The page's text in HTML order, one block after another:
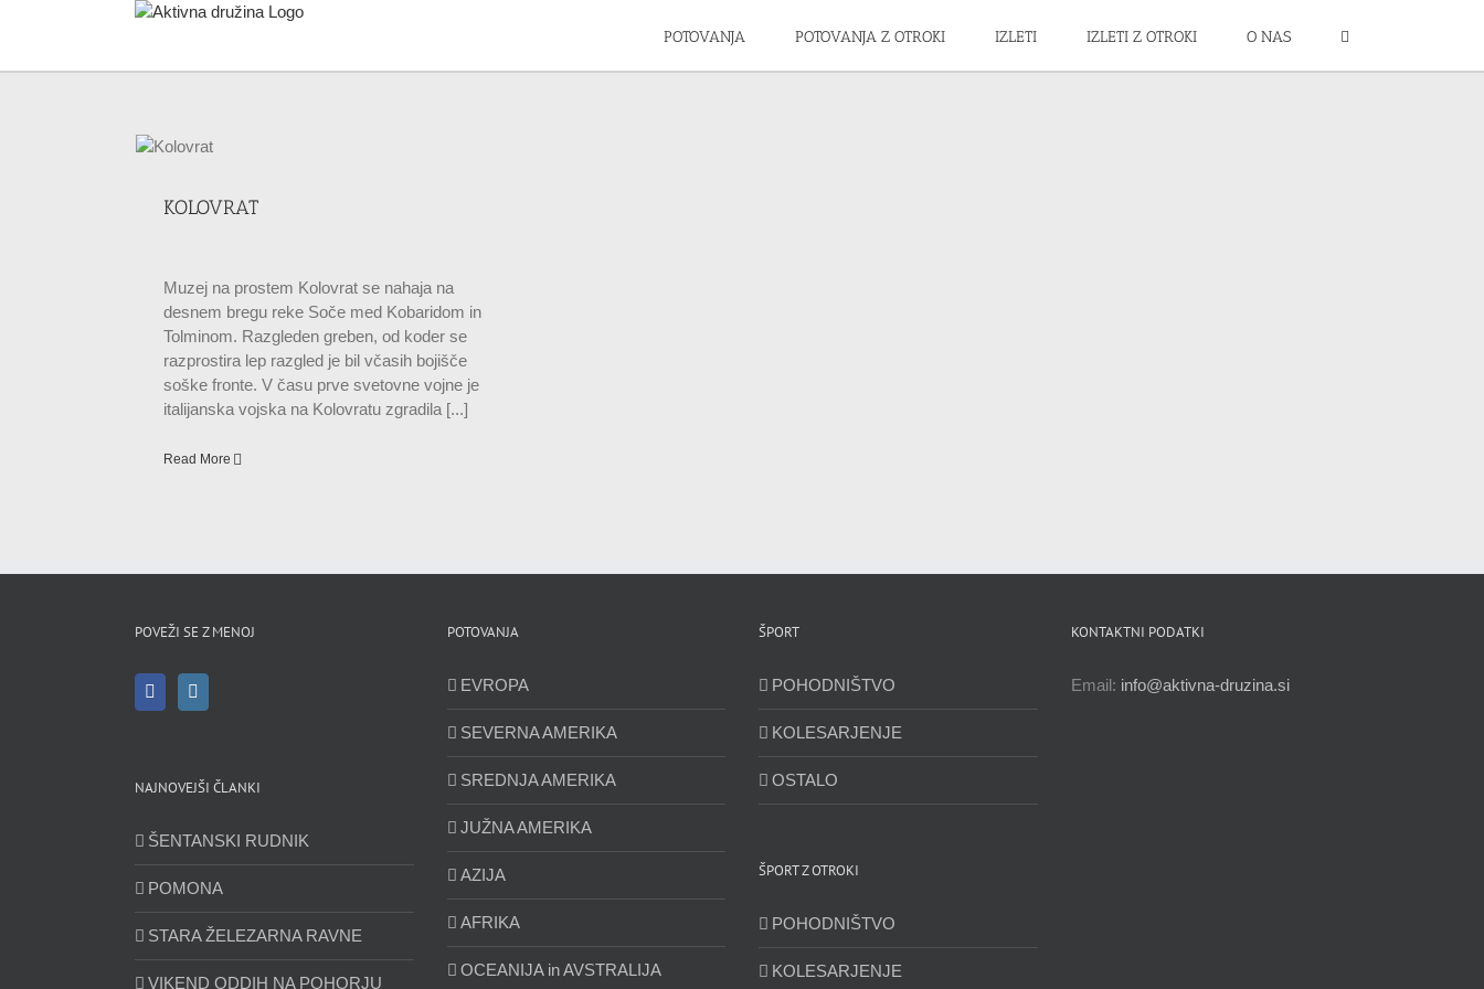
POTOVANJA POTOVANJA Z OTROKI IZLETI IZLETI Z OTROKI O NAS
KOLOVRAT
Muzej na prostem Kolovrat se nahaja na
desnem bregu reke Soče med Kobaridom in
Tolminom. Razgleden greben, od koder se
razprostira lep razgled je bil včasih bojišče
soške fronte. V času prve svetovne vojne je
italijanska vojska na Kolovratu zgradila [...]
Read More
POVEŽI SE Z MENOJ
NAJNOVEJŠI ČLANKI
ŠENTANSKI RUDNIK
POMONA
STARA ŽELEZARNA RAVNE
VIKEND ODDIH NA POHORJU
POTOVANJA
EVROPA
SEVERNA AMERIKA
SREDNJA AMERIKA
JUŽNA AMERIKA
AZIJA
AFRIKA
OCEANIJA in AVSTRALIJA
ŠPORT
POHODNIŠTVO
KOLESARJENJE
OSTALO
ŠPORT Z OTROKI
POHODNIŠTVO
KOLESARJENJE
KONTAKTNI PODATKI
Email: info@aktivna-druzina.si